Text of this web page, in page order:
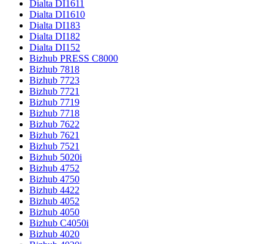
Dialta DI1611
Dialta DI1610
Dialta DI183
Dialta DI182
Dialta DI152
Bizhub PRESS C8000
Bizhub 7818
Bizhub 7723
Bizhub 7721
Bizhub 7719
Bizhub 7718
Bizhub 7622
Bizhub 7621
Bizhub 7521
Bizhub 5020i
Bizhub 4752
Bizhub 4750
Bizhub 4422
Bizhub 4052
Bizhub 4050
Bizhub C4050i
Bizhub 4020